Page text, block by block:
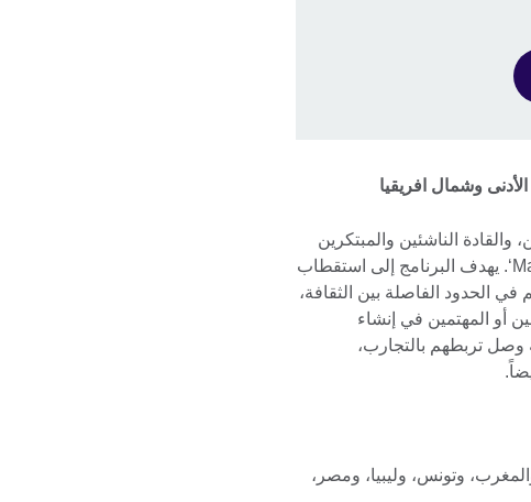
وشمال افريقيا
الناشئين والمبتكرين
العاملين في الشرق الأوسط للمشاركة في برنامج ’Made by Many‘. يهدف البرنامج إلى استقطاب
في الحدود الفاصلة بين الثقافة،
أو المهتمين في إنشاء
وصل تربطهم بالتجارب،
وتونس، وليبيا، ومصر،